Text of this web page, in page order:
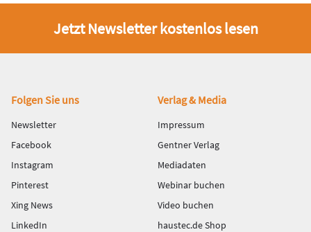
Jetzt Newsletter kostenlos lesen
Fußbereich
Folgen Sie uns
Newsletter
Facebook
Instagram
Pinterest
Xing News
LinkedIn
Verlag & Media
Impressum
Gentner Verlag
Mediadaten
Webinar buchen
Video buchen
haustec.de Shop